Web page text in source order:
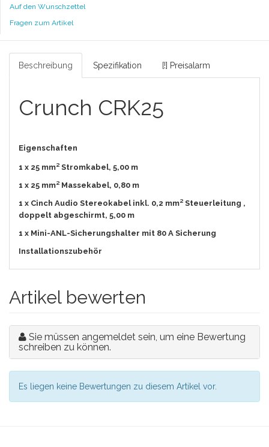
Auf den Wunschzettel
Fragen zum Artikel
Beschreibung Spezifikation [!] Preisalarm
Crunch CRK25
Eigenschaften
1 x 25 ​mm² Stromkabel, 5,00 m
1 x 25 ​mm² Massekabel, 0,80 m
1 x Cinch Audio Stereokabel inkl. 0,2 ​mm² Steuerleitung ,
doppelt abgeschirmt, 5,00 m
1 x Mini-ANL-Sicherungshalter mit 80 A Sicherung
Installationszubehör
Artikel bewerten
Sie müssen angemeldet sein, um eine Bewertung
schreiben zu können.
Es liegen keine Bewertungen zu diesem Artikel vor.